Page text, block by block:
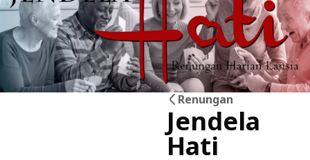
Renungan
Jendela
Hati